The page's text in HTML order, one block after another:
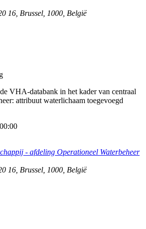
16 Brussel 1000 België
VHA-databank in het kader van centraal
attribuut waterlichaam toegevoegd
- afdeling Operationeel Waterbeheer
16 Brussel 1000 België